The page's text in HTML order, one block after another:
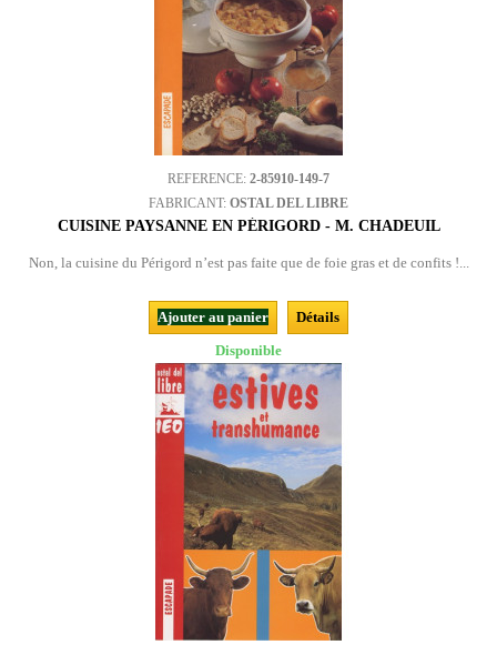
REFERENCE: 2-85910-149-7
FABRICANT: OSTAL DEL LIBRE
CUISINE PAYSANNE EN PÉRIGORD - M. CHADEUIL
Non, la cuisine du Périgord n’est pas faite que de foie gras et de confits !...
Ajouter au panier
Détails
Disponible